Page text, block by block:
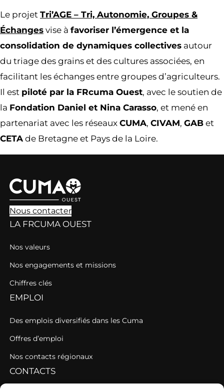
Le projet Tri’AGE – Tri, Autonomie, Groupes &
Échanges vise à favoriser l’émergence et la
consolidation de dynamiques collectives autour
du triage des grains et des cultures associées, en
facilitant les échanges entre groupes d’agriculteurs.
Il est piloté par la FRcuma Ouest, avec le soutien de
la Fondation Daniel et Nina Carasso, et mené en
partenariat avec les réseaux CUMA, CIVAM, GAB et
CETA de Bretagne et Pays de la Loire.
Nous contacter
LA FRCUMA OUEST
Nos valeurs
Nos engagements et missions
Chiffres clés
EMPLOI
Des emplois diversifiés dans les Cuma
Offres d’emploi
Nos contacts régionaux
CONTACTS